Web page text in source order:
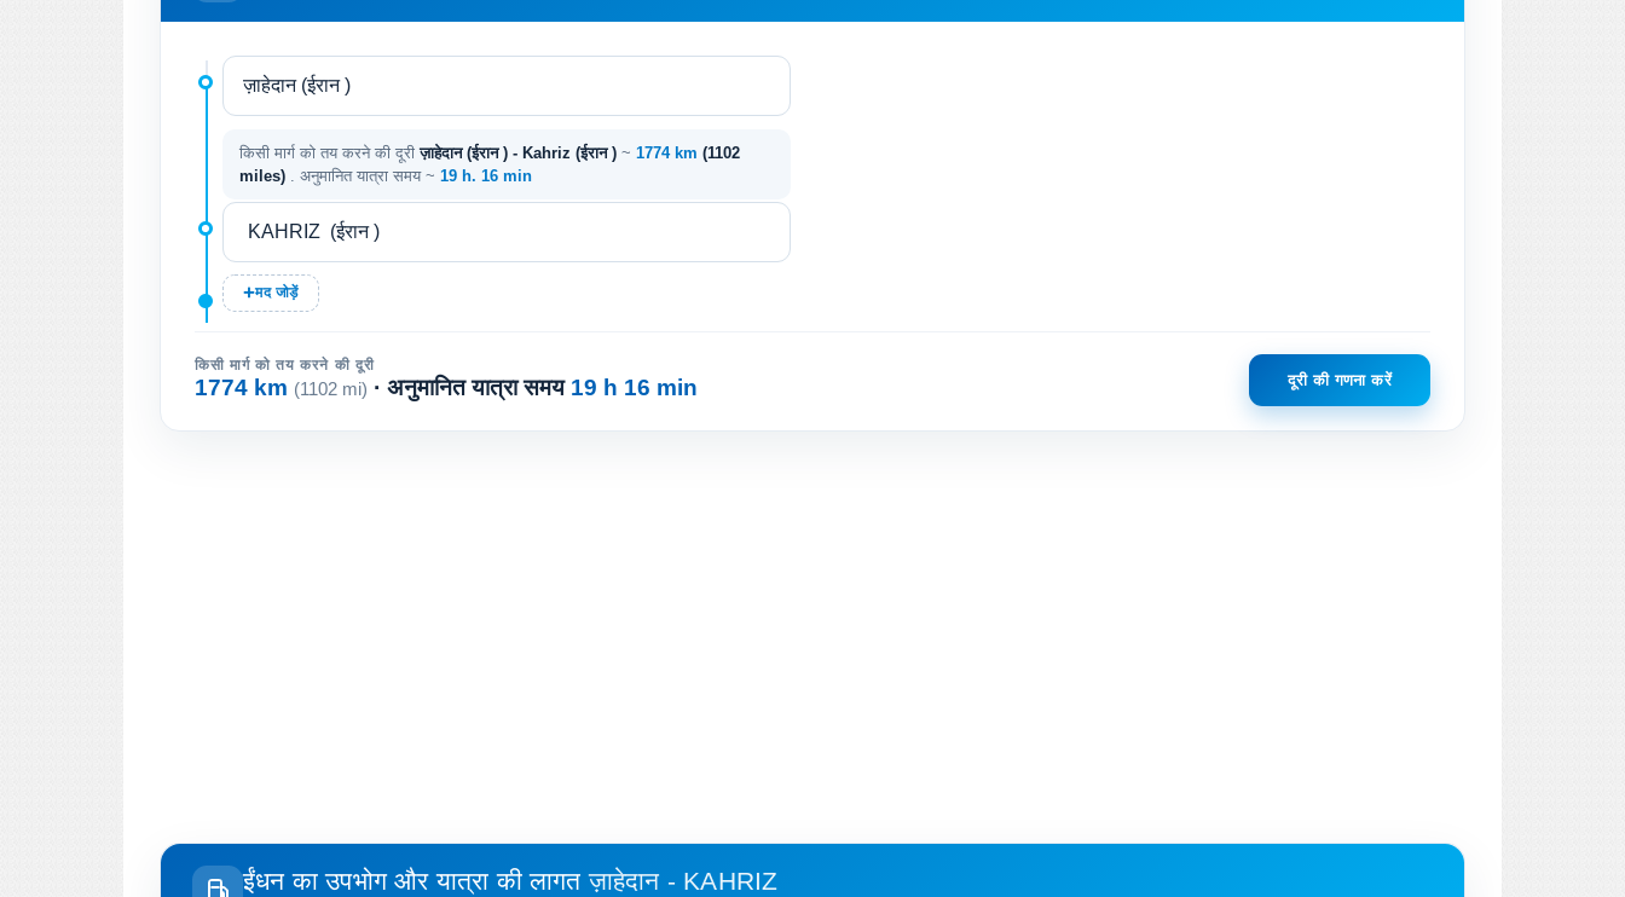
किसी मार्ग को तय करने की दूरीज़ाहेदान (ईरान ) - Kahriz (ईरान ) ~ 1774 km (1102
miles)
. अनुमानित यात्रा समय ~ 19 h. 16 min
मद जोड़ें
किसी मार्ग को तय करने की दूरी
1774 km (1102 mi) · अनुमानित यात्रा समय 19 h 16 min दूरी की गणना करें
ईंधन का उपभोग और यात्रा की लागतज़ाहेदान - KAHRIZ